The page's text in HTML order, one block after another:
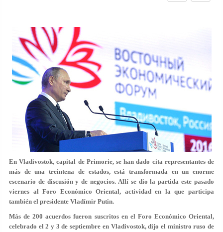
En Vladivostok, capital de Primorie, se han dado cita representantes de
más de una treintena de estados, está transformada en un enorme
escenario de discusión y de negocios. Allí se dio la partida este pasado
viernes al Foro Económico Oriental, actividad en la que participa
también el presidente Vladímir Putin.
Más de 200 acuerdos fueron suscritos en el Foro Económico Oriental,
celebrado el 2 y 3 de septiembre en Vladivostok, dijo el ministro ruso de